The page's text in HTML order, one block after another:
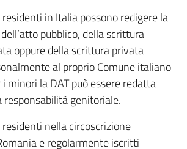
in Italia possono redigere la
pubblico, della scrittura
oppure della scrittura privata
al proprio Comune italiano
minori la DAT può essere redatta
responsabilità genitoriale.
nella circoscrizione
e regolarmente iscritti